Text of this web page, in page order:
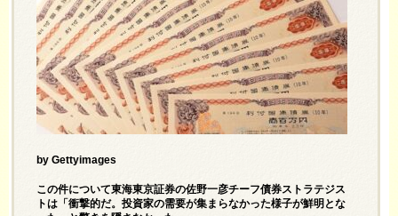
by Gettyimages
この件について東海東京証券の佐野一彦チーフ債券ストラテジス
トは「衝撃的だ。投資家の需要が集まらなかった様子が鮮明とな